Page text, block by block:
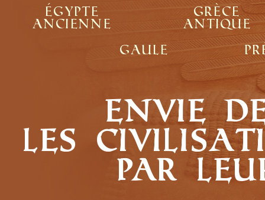
Égypte
ancienne
Grèce
antique
Gaule
Envie
les
par